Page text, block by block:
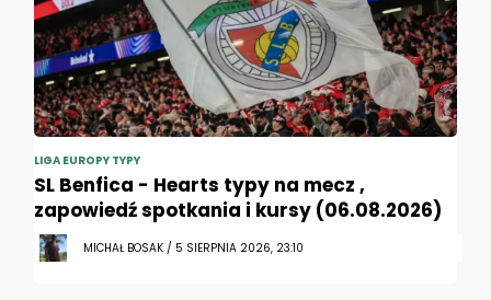
LIGA EUROPY TYPY
SL Benfica - Hearts typy na mecz ,
zapowiedź spotkania i kursy (06.08.2026)
MICHAŁ BOSAK / 5 SIERPNIA 2026, 23:10